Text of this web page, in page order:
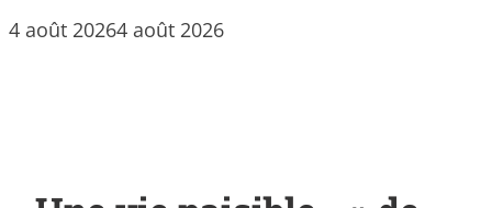
4 août 20264 août 2026